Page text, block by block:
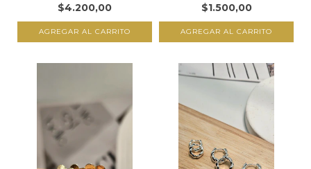
$4.200,00
AGREGAR AL CARRITO
$1.500,00
AGREGAR AL CARRITO